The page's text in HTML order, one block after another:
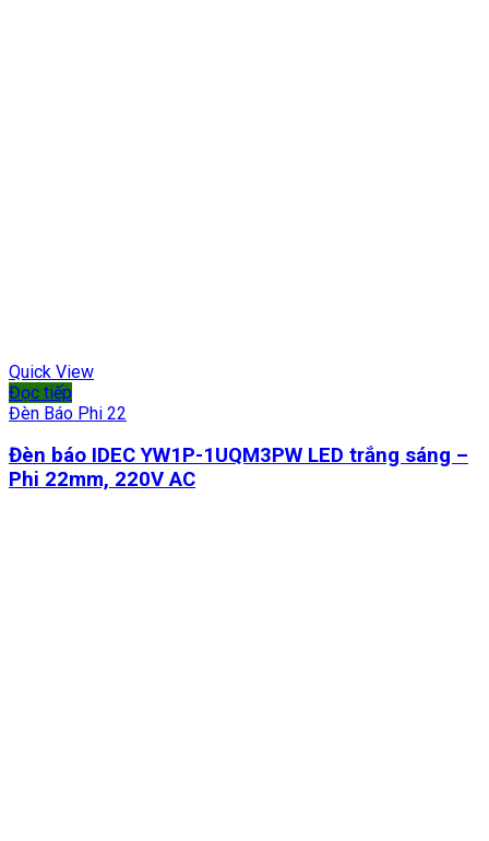
Quick View
Đọc tiếp
Đèn Báo Phi 22
Đèn báo IDEC YW1P-1UQM3PW LED trắng sáng –
Phi 22mm, 220V AC